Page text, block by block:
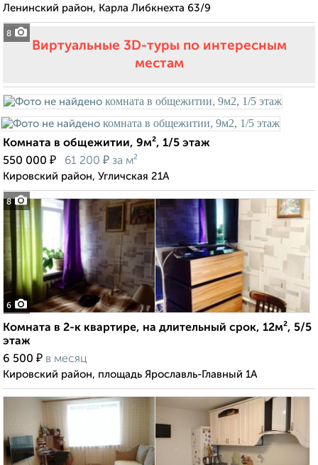
8
Ленинский район, Карла Либкнехта 63/9
Виртуальные 3D-туры по интересным
местам
8
Комната в общежитии, 9м², 1/5 этаж
550 000 ₽ 61 200 ₽ за м²
Кировский район, Угличская 21А
6
Комната в 2-к квартире, на длительный срок, 12м², 5/5
этаж
6 500 ₽ в месяц
Кировский район, площадь Ярославль-Главный 1А